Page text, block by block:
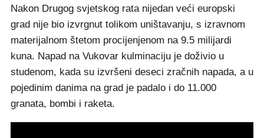
Nakon Drugog svjetskog rata nijedan veći europski
grad nije bio izvrgnut tolikom uništavanju, s izravnom
materijalnom štetom procijenjenom na 9.5 milijardi
kuna. Napad na Vukovar kulminaciju je doživio u
studenom, kada su izvršeni deseci zračnih napada, a u
pojedinim danima na grad je padalo i do 11.000
granata, bombi i raketa.